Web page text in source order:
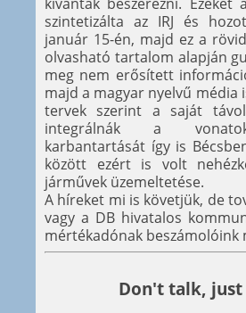
szintetizálta az IRJ és
január 15-én, majd ez a
olvasható tartalom alapján
meg nem erősített
majd a magyar nyelvű média
tervek szerint a saját
integrálnák a
karbantartását így is
között ezért is volt
járművek üzemeltetése.
A híreket mi is követjük, de
vagy a DB hivatalos
mértékadónak beszámolóink
Don't talk, just